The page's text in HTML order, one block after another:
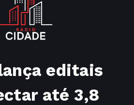
editais
até 3,8